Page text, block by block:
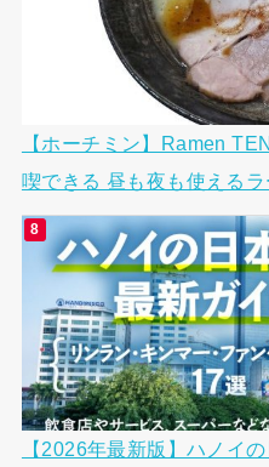
【ホーチミン】Ramen
喫できる 昼も夜も使える
【2026年最新版】ハノイ